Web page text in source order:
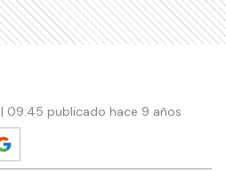
09:45 publicado hace 9 años